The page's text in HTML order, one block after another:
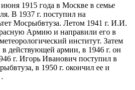
1915 года в Москве в семье
В 1937 г. поступил на
Мосрыбвтуза. Летом 1941 г. И.И.
Армию и направили его в
институт. Затем
действующей армии, в 1946 г. он
г. Игорь Иванович поступил в
в 1950 г. окончил ее и